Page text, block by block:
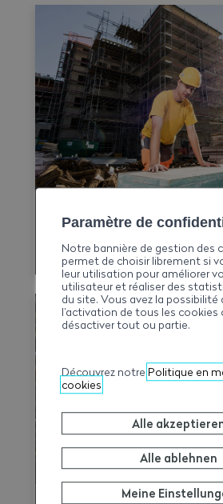
Paramètre de
Notre bannière de gestion des
permet de choisir librement si
leur utilisation pour améliorer
utilisateur et réaliser des
du site. Vous avez la possibilité
l’activation de tous les cookies
désactiver tout ou partie.
Découvrez notre Politique en
cookies
Alle
Alle ablehnen
Meine